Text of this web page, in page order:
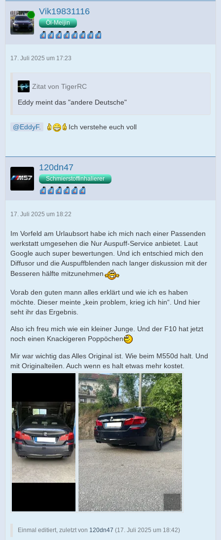
Online Vik19831116
Öl-Meijin
17. Juli 2025 um 17:23
Zitat von TigerRC
Eddy meint das "andere Deutsche"
EddyF. Ich verstehe euch voll
120dn47
Schmierstoffinhalierer
17. Juli 2025 um 18:22
Im Vorfeld am Urlaubsort habe ich mich nach einer Passenden
werkstatt umgesehen die Nur Auspuff-Service anbietet. Laut
Google auch super bewertungen. Und ich entschied mich den
Diffusor und die Auspuffblenden nach langer diskussion mit der
Besseren hälfte mitzunehmen
Vorab den guten mann alles erklärt und wie ich es haben
möchte. Dieser meinte „kein problem, krieg ich hin“. Und hier
seht ihr das Ergebnis.
Also ich freu mich wie ein kleiner Junge. Und der F10 hat jetzt
noch einen Knackigeren Poppöchen
Mir war wichtig das Alles Original ist. Wie beim M550d halt. Und
mit Originalteilen. Auch wenn es halt etwas mehr kostet.
Einmal editiert, zuletzt von 120dn47 (17. Juli 2025 um 18:42)